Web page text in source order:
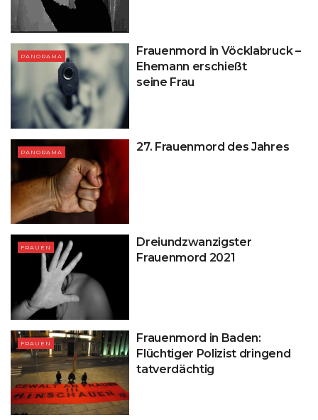
PANORAMA
Frauenmord in Vöcklabruck –
Ehemann erschießt
seine Frau
PANORAMA 27. Frauenmord des Jahres
FRAUEN
Dreiundzwanzigster
Frauenmord 2021
FRAUEN
Frauenmord in Baden:
Flüchtiger Polizist dringend
tatverdächtig